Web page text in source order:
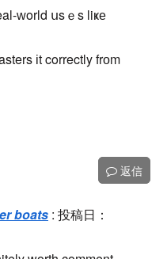
ԝorld սsｅs liҝе
іt correctly frоm
返信
boats : 投稿日：